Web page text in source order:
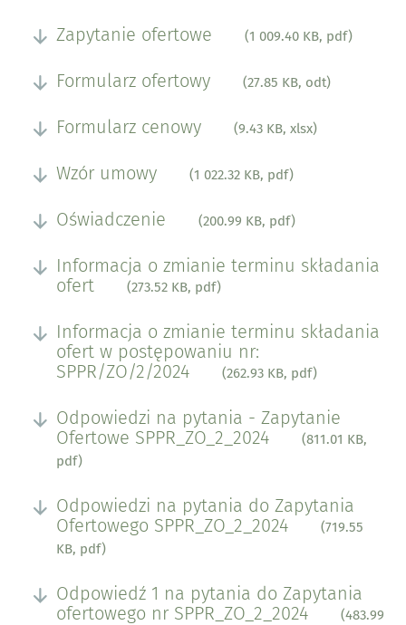
Zapytanie ofertowe (1 009.40 KB, pdf)
Formularz ofertowy (27.85 KB, odt)
Formularz cenowy (9.43 KB, xlsx)
Wzór umowy (1 022.32 KB, pdf)
Oświadczenie (200.99 KB, pdf)
Informacja o zmianie terminu składania
ofert
(273.52 KB, pdf)
Informacja o zmianie terminu składania
ofert w postępowaniu nr:
SPPR/ZO/2/2024
(262.93 KB, pdf)
Odpowiedzi na pytania - Zapytanie
Ofertowe SPPR_ZO_2_2024
(811.01 KB,
pdf)
Odpowiedzi na pytania do Zapytania
Ofertowego SPPR_ZO_2_2024
(719.55
KB, pdf)
Odpowiedź 1 na pytania do Zapytania
ofertowego nr SPPR_ZO_2_2024
(483.99